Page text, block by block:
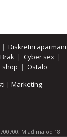
Diskretni aparmani
Brak | Cyber sex |
shop | Ostalo
| Marketing
Mlađima od 18